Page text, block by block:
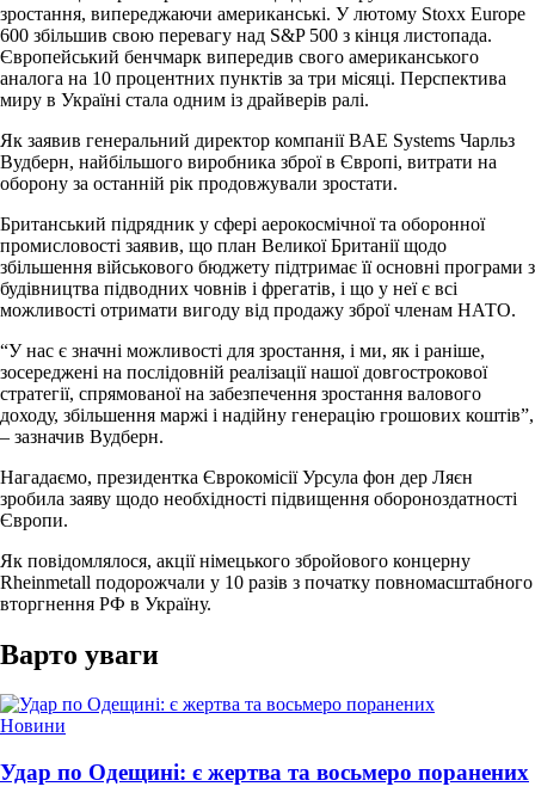
зростання, випереджаючи американські. У лютому Stoxx Europe
600 збільшив свою перевагу над S&P 500 з кінця листопада.
Європейський бенчмарк випередив свого американського
аналога на 10 процентних пунктів за три місяці. Перспектива
миру в Україні стала одним із драйверів ралі.
Як заявив генеральний директор компанії BAE Systems Чарльз
Вудберн, найбільшого виробника зброї в Європі, витрати на
оборону за останній рік продовжували зростати.
Британський підрядник у сфері аерокосмічної та оборонної
промисловості заявив, що план Великої Британії щодо
збільшення військового бюджету підтримає її основні програми з
будівництва підводних човнів і фрегатів, і що у неї є всі
можливості отримати вигоду від продажу зброї членам НАТО.
“У нас є значні можливості для зростання, і ми, як і раніше,
зосереджені на послідовній реалізації нашої довгострокової
стратегії, спрямованої на забезпечення зростання валового
доходу, збільшення маржі і надійну генерацію грошових коштів”,
– зазначив Вудберн.
Нагадаємо, президентка Єврокомісії Урсула фон дер Ляєн
зробила заяву щодо необхідності підвищення обороноздатності
Європи.
Як повідомлялося, акції німецького збройового концерну
Rheinmetall подорожчали у 10 разів з початку повномасштабного
вторгнення РФ в Україну.
Варто уваги
Опублікувати
Новини
Удар по Одещині: є жертва та восьмеро поранених